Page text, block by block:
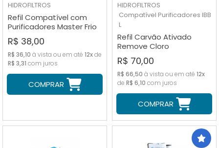
HIDROFILTROS
Refil Compatível com
Purificadores Master Frio
Rótulo Azul
R$ 38,00
R$ 36,10 à vista ou em até 12xde
R$ 3,31 com juros
COMPRAR
HIDROFILTROS
Compatível Purificadores IBB
L
Refil Carvão Ativado
Remove Cloro
Compatível Purificadores
IBBL
R$ 70,00
R$ 66,50 à vista ou em até 12x
de R$ 6,10 com juros
COMPRAR